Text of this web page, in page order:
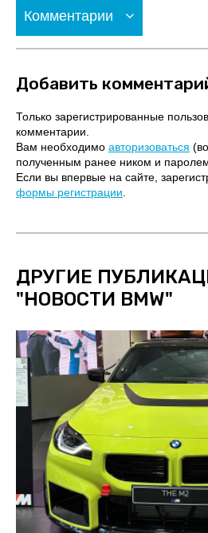
Комментарии
Добавить
Только зарегистрированные
комментарии.
Вам необходимо авторизоваться
полученным ранее ником и
Если вы впервые на сайте,
формы регистрации.
ДРУГИЕ
"НОВОСТИ BMW"